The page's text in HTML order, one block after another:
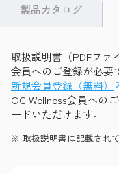
製品カタログ
取扱説明書（PDFファ
会員へのご登録が必要
新規会員登録（無料）
OG Wellness会員への
ードいただけます。
取扱説明書に記載され